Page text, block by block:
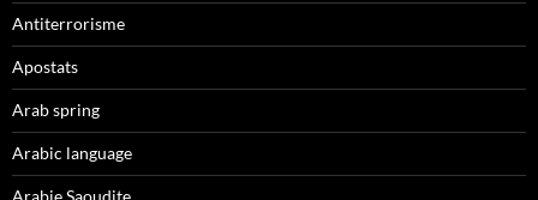
Antiterrorisme
Apostats
Arab spring
Arabic language
Arabie Saoudite